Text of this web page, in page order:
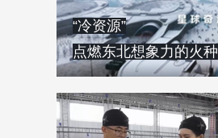
“冷资源”
点燃东北想象力的火种